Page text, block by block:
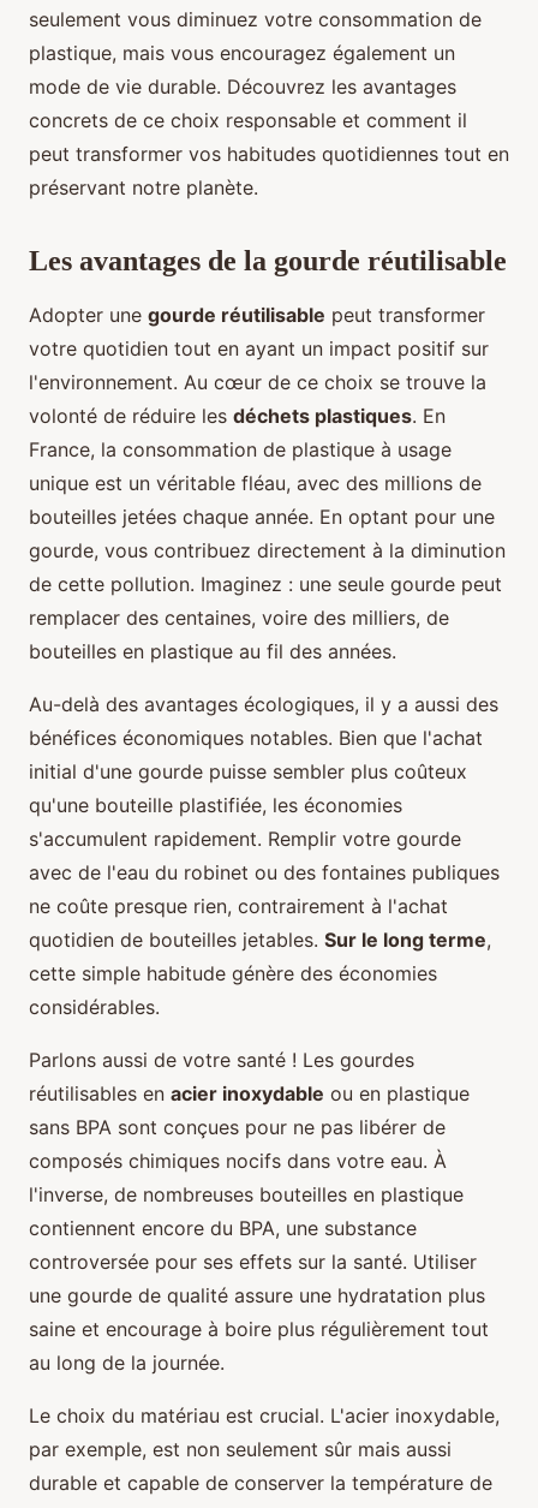
seulement vous diminuez votre consommation de
plastique, mais vous encouragez également un
mode de vie durable. Découvrez les avantages
concrets de ce choix responsable et comment il
peut transformer vos habitudes quotidiennes tout en
préservant notre planète.
Les avantages de la gourde réutilisable
Adopter une gourde réutilisable peut transformer
votre quotidien tout en ayant un impact positif sur
l'environnement. Au cœur de ce choix se trouve la
volonté de réduire les déchets plastiques. En
France, la consommation de plastique à usage
unique est un véritable fléau, avec des millions de
bouteilles jetées chaque année. En optant pour une
gourde, vous contribuez directement à la diminution
de cette pollution. Imaginez : une seule gourde peut
remplacer des centaines, voire des milliers, de
bouteilles en plastique au fil des années.
Au-delà des avantages écologiques, il y a aussi des
bénéfices économiques notables. Bien que l'achat
initial d'une gourde puisse sembler plus coûteux
qu'une bouteille plastifiée, les économies
s'accumulent rapidement. Remplir votre gourde
avec de l'eau du robinet ou des fontaines publiques
ne coûte presque rien, contrairement à l'achat
quotidien de bouteilles jetables. Sur le long terme,
cette simple habitude génère des économies
considérables.
Parlons aussi de votre santé ! Les gourdes
réutilisables en acier inoxydable ou en plastique
sans BPA sont conçues pour ne pas libérer de
composés chimiques nocifs dans votre eau. À
l'inverse, de nombreuses bouteilles en plastique
contiennent encore du BPA, une substance
controversée pour ses effets sur la santé. Utiliser
une gourde de qualité assure une hydratation plus
saine et encourage à boire plus régulièrement tout
au long de la journée.
Le choix du matériau est crucial. L'acier inoxydable,
par exemple, est non seulement sûr mais aussi
durable et capable de conserver la température de